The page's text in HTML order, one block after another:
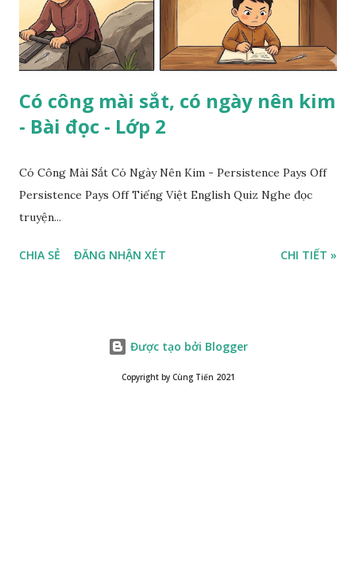
Có công mài sắt, có ngày nên kim
- Bài đọc - Lớp 2
Có Công Mài Sắt Có Ngày Nên Kim - Persistence Pays Off
Persistence Pays Off Tiếng Việt English Quiz Nghe đọc
truyện...
CHIA SẺ ĐĂNG NHẬN XÉT CHI TIẾT »
Được tạo bởi Blogger
Copyright by Cùng Tiến 2021